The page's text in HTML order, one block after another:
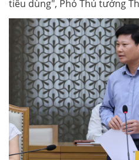
tiêu dùng", Phó Thủ tướng